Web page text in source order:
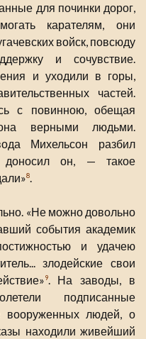
для починки дорог,
карателям, они
войск, повсюду
и сочувствие.
и уходили в горы,
частей.
с повинною, обещая
верными людьми.
Михельсон разбил
он, — такое
8.
«Не можно довольно
события академик
и удачею
злодейские свои
9. На заводы, в
подписанные
вооруженных людей, о
находили живейший